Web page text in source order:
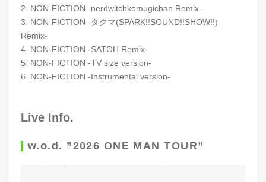
2. NON-FICTION -nerdwitchkomugichan Remix-
3. NON-FICTION -タクマ(SPARK!!SOUND!!SHOW!!)
Remix-
4. NON-FICTION -SATOH Remix-
5. NON-FICTION -TV size version-
6. NON-FICTION -Instrumental version-
Live Info.
w.o.d. ”2026 ONE MAN TOUR”